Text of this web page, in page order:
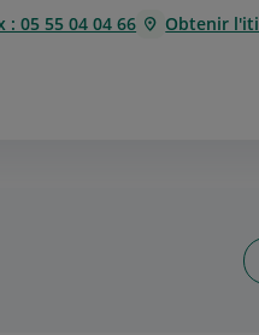
: 05 55 04 04 66
Obtenir